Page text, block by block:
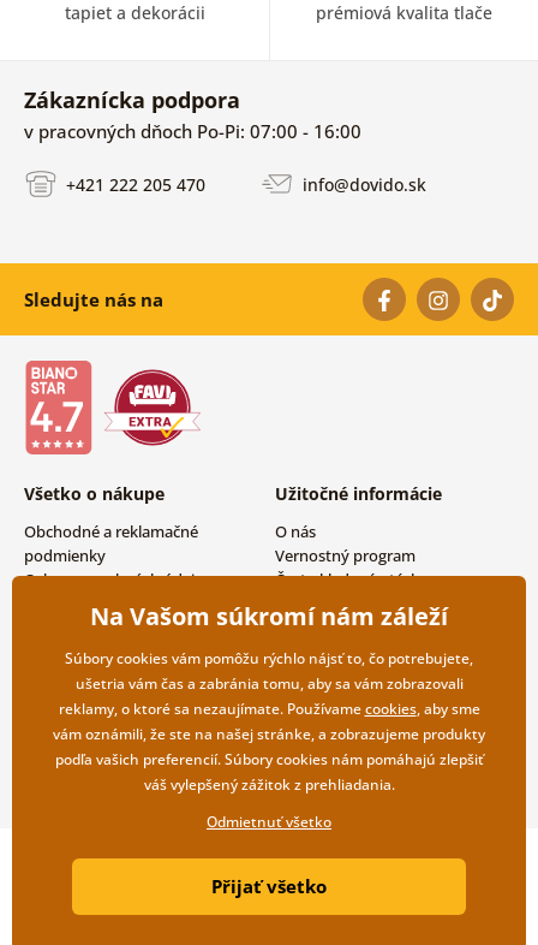
tapiet a dekorácii prémiová kvalita tlače
Zákaznícka podpora
v pracovných dňoch Po-Pi: 07:00 - 16:00
+421 222 205 470 info@dovido.sk
Sledujte nás na
Všetko o nákupe
Obchodné a reklamačné
podmienky
Ochrana osobných údajov
Možnosti dopravy a platby
Vrátenie tovaru
Užitočné informácie
O nás
Vernostný program
Často kladené otázky
Magazín
Kontakty
Veľkoobchodná spolupráca
Copyright ©2019 © Dovido.sk.
Litvanyi.sk| E-shop vytvorila
Na Vašom súkromí nám záleží
Súbory cookies vám pomôžu rýchlo nájsť to, čo potrebujete,
ušetria vám čas a zabránia tomu, aby sa vám zobrazovali
reklamy, o ktoré sa nezaujímate. Používamecookies, aby sme
vám oznámili, že ste na našej stránke, a zobrazujeme produkty
podľa vašich preferencií. Súbory cookies nám pomáhajú zlepšiť
váš vylepšený zážitok z prehliadania.
Odmietnuť všetko
Přijať všetko